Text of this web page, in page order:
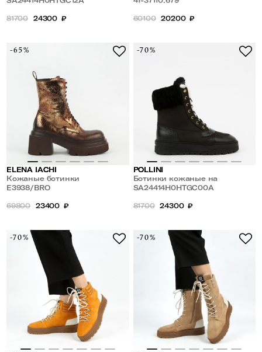
81700 24300 ₽ 60100 20200 ₽
-65%
ELENA IACHI
Кожаные ботинки
E3938/BRO
69800 23400 ₽
-70%
POLLINI
Ботинки кожаные на
противоскользящей подошве
SA24414H0HTGC00A
81700 24300 ₽
-70% -70%